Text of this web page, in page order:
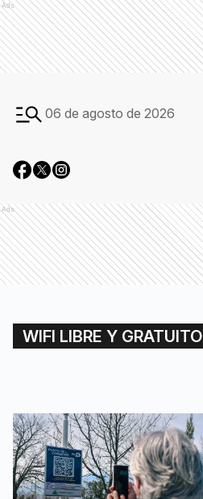
Ads
06 de agosto de 2026
Ads
WIFI LIBRE Y GRATUITO